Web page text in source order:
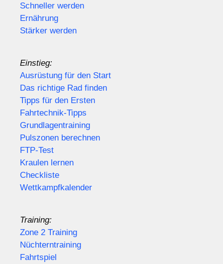
Schneller werden
Ernährung
Stärker werden
Einstieg:
Ausrüstung für den Start
Das richtige Rad finden
Tipps für den Ersten
Fahrtechnik-Tipps
Grundlagentraining
Pulszonen berechnen
FTP-Test
Kraulen lernen
Checkliste
Wettkampfkalender
Training:
Zone 2 Training
Nüchterntraining
Fahrtspiel